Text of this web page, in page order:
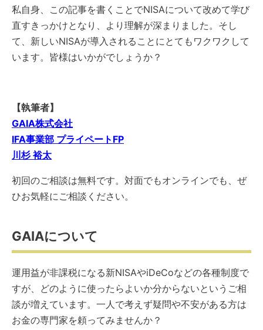
私自身、この記事を書くことでNISAについて改めて学び
直すきっかけとなり、より理解が深まりました。そし
て、新しいNISAが導入されることにとてもワクワクして
います。皆様はいかがでしょうか？
【執筆者】
GAIA株式会社
IFA事業部 プライペートFP
川杉 裕太
初回のご相談は無料です。対面でもオンラインでも、ぜ
ひお気軽にご相談ください。
GAIAについて
運用益が非課税になる新NISAやiDeCoなどの各種制度で
すが、どのように使ったらよいか分からないというご相
談が増えています。一人で考えず疑問や不安がある方は
お金の専門家を頼ってみませんか？